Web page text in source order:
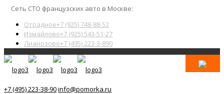
Сеть СТО французских авто в Москве:
Отрадное+7 (925) 748-88-52
Измайлово+7 (925) 543-51-27
Лианозово+7 (495) 223-3-890
+7 (495) 223-38-90info@pomorka.ru